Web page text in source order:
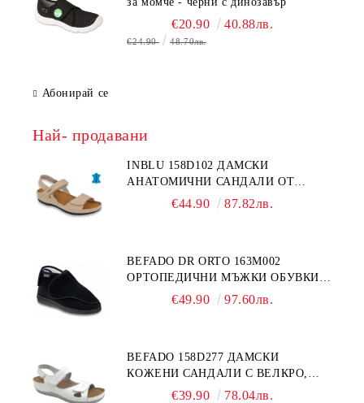
€20.90 40.88лв.
€24.90 48.70лв.
Абонирай се
Най- продавани
INBLU 158D102 ДАМСКИ
АНАТОМИЧНИ САНДАЛИ ОТ
ЕСТЕСТВЕНА КОЖА, БЕЖОВИ
€44.90 87.82лв.
BEFADO DR ORTO 163M002
ОРТОПЕДИЧНИ МЪЖКИ ОБУВКИ
ЗА ГИПСИРАН ИЛИ СВРЪХ
€49.90 97.60лв.
BEFADO 158D277 ДАМСКИ
КОЖЕНИ САНДАЛИ С ВЕЛКРО,
€39.90 78.04лв.